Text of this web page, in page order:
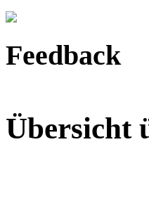
Feedback
Übersicht